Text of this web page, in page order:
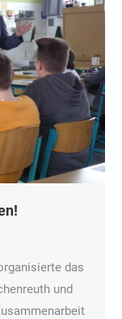
das
und